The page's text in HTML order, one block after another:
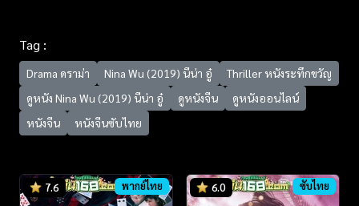
Tag :
Drama ดราม่า Nina Wu (2019) นีน่า อู๋
Thriller หนังระทึกขวัญ
ดูหนัง Nina Wu (2019) นีน่า อู๋
ดูหนังจีน
ดูหนังออนไลน์
หนังจีน
หนังจีนซับไทย
7.6 พากย์ไทย 6.0 ซับไทย